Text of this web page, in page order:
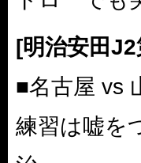
[明治安田
■名古屋 vs
練習は嘘を